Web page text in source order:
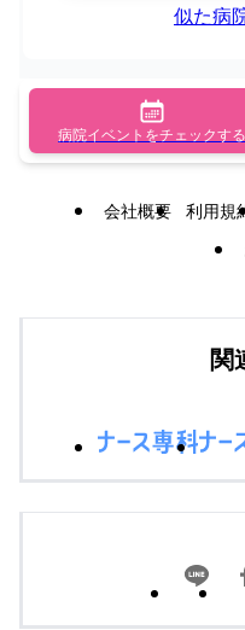
似た病
病院イベントをチェックする
会社概要 利用規
関